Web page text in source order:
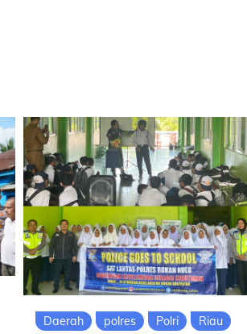
Daerah polres Polri
Riau